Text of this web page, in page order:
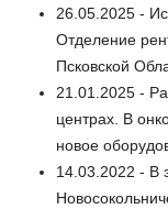
26.05.2025 -
Отделение
Псковской
21.01.2025 -
центрах. В
новое
14.03.2022 - В